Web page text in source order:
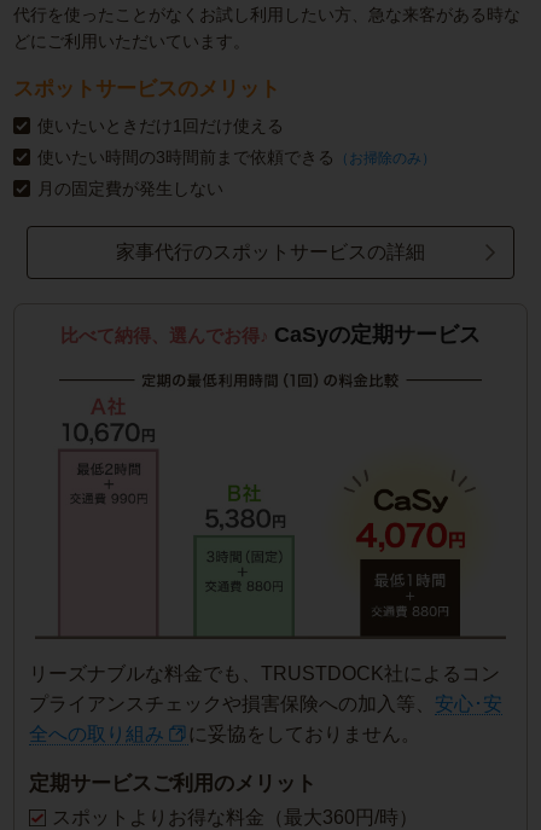
代行を使ったことがなくお試し利用したい方、急な来客がある時な
どにご利用いただいています。
スポットサービスのメリット
使いたいときだけ1回だけ使える
使いたい時間の3時間前まで依頼できる
（お掃除のみ）
月の固定費が発生しない
家事代行のスポットサービスの詳細
比べて納得、選んでお得♪ CaSyの定期サービス
リーズナブルな料金でも、TRUSTDOCK社によるコン
プライアンスチェックや損害保険への加入等、 安心･安
全への取り組み
に妥協をしておりません。
定期サービスご利用のメリット
スポットよりお得な料金（最大360円/時）